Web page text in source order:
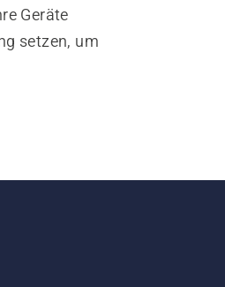
Geräte
setzen, um